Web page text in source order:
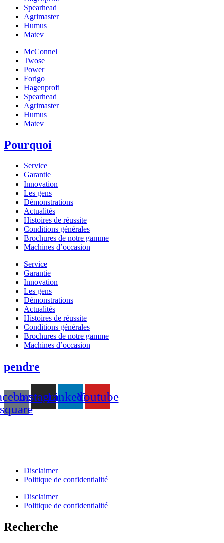
Spearhead
Agrimaster
Humus
Matev
McConnel
Twose
Power
Forigo
Hagenprofi
Spearhead
Agrimaster
Humus
Matev
Pourquoi
Service
Garantie
Innovation
Les gens
Démonstrations
Actualités
Histoires de réussite
Conditions générales
Brochures de notre gamme
Machines d’occasion
Service
Garantie
Innovation
Les gens
Démonstrations
Actualités
Histoires de réussite
Conditions générales
Brochures de notre gamme
Machines d’occasion
pendre
square
InstagramLinkedinYoutube
Disclaimer
Politique de confidentialité
Disclaimer
Politique de confidentialité
Recherche